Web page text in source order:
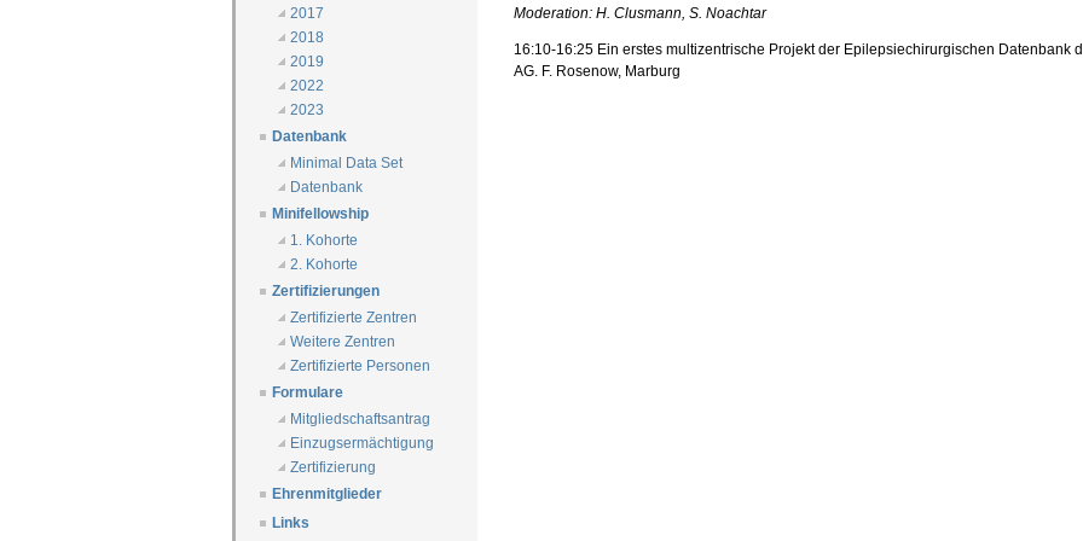
2017
2018
2019
2022
2023
Datenbank
Minimal Data Set
Datenbank
Minifellowship
1. Kohorte
2. Kohorte
Zertifizierungen
Zertifizierte Zentren
Weitere Zentren
Zertifizierte Personen
Formulare
Mitgliedschaftsantrag
Einzugsermächtigung
Zertifizierung
Ehrenmitglieder
Links
Moderation: H. Clusmann, S. Noachtar
16:10-16:25 Ein erstes multizentrische Projekt der Epilepsiechirurgischen Datenbank
AG. F. Rosenow, Marburg